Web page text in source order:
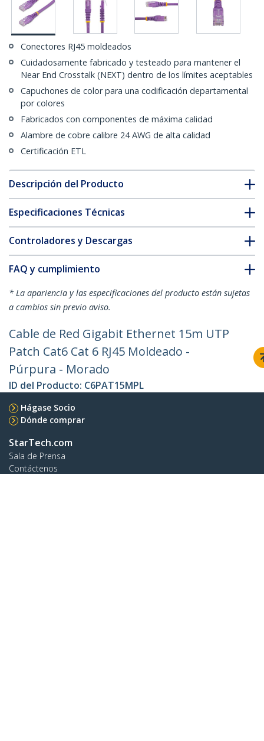
Conectores RJ45 moldeados
Cuidadosamente fabricado y testeado para mantener el
Near End Crosstalk (NEXT) dentro de los límites aceptables
Capuchones de color para una codificación departamental
por colores
Fabricados con componentes de máxima calidad
Alambre de cobre calibre 24 AWG de alta calidad
Certificación ETL
Descripción del Producto
Especificaciones Técnicas
Controladores y Descargas
FAQ y cumplimiento
* La apariencia y las especificaciones del producto están sujetas
a cambios sin previo aviso.
Cable de Red Gigabit Ethernet 15m UTP
Patch Cat6 Cat 6 RJ45 Moldeado -
Púrpura - Morado
ID del Producto: C6PAT15MPL
Hágase Socio
Dónde comprar
StarTech.com
Sala de Prensa
Contáctenos